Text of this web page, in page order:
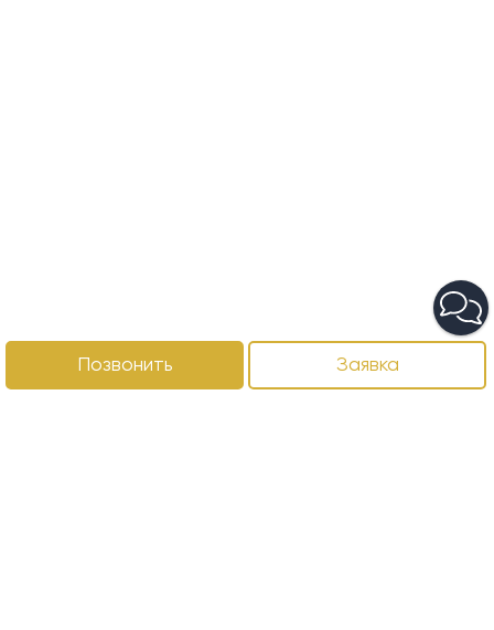
Позвонить Заявка